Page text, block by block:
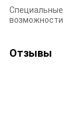
Специальные
возможности
Отзывы